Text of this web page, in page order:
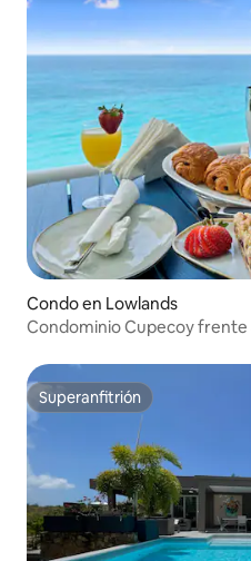
Condo en Lowlands
Condominio Cupecoy frente
Superanfitrión
Superanfitrión